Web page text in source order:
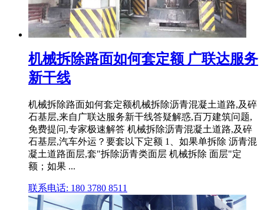
机械拆除路面如何套定额 广联达服务
新干线
机械拆除路面如何套定额机械拆除沥青混凝土道路,及碎
石基层,来自广联达服务新干线答疑解惑,百万建筑问题,
免费提问,专家极速解答 机械拆除沥青混凝土道路,及碎
石基层,汽车外运？要套以下定额 1、如果单拆除 沥青混
凝土道路面层,套"拆除沥青类面层 机械拆除 面层"定
额；如果 ...
联系电话: 180 3780 8511